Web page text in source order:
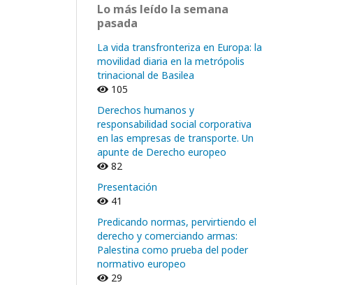
Lo más leído la semana
pasada
La vida transfronteriza en Europa: la
movilidad diaria en la metrópolis
trinacional de Basilea
105
Derechos humanos y
responsabilidad social corporativa
en las empresas de transporte. Un
apunte de Derecho europeo
82
Presentación
41
Predicando normas, pervirtiendo el
derecho y comerciando armas:
Palestina como prueba del poder
normativo europeo
29